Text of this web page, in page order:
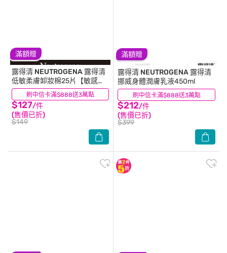
滿額贈
刷中信卡滿$888送3萬點
露得清 NEUTROGENA 露得清
低敏柔膚卸妝棉25片【敏感肌
適用】
$127/件
(售價已折)
$149
(9)
滿額贈
刷中信卡滿$888送3萬點
露得清 NEUTROGENA 露得清
挪威身體潤膚乳液450ml
$212/件
(售價已折)
$399
(120)